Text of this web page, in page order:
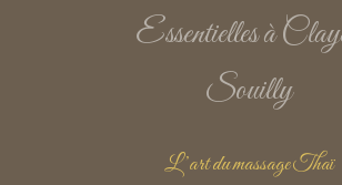
Essentielles à
Souilly
L’art du massage Thaï